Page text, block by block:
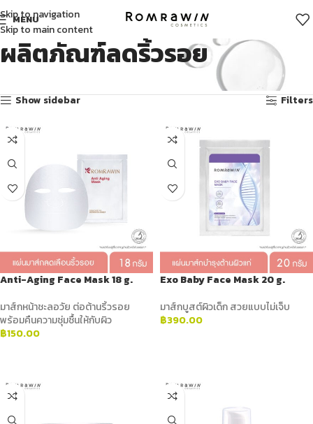
Skip to navigation
Skip to main content
MENU
ผลิตภัณฑ์ลดริ้วรอย
Show sidebar
Filters
Anti-Aging Face Mask 18 g.
มาส์กหน้าชะลอวัย ต่อต้านริ้วรอย
พร้อมคืนความชุ่มชื้นให้กับผิว
฿150.00
Exo Baby Face Mask 20 g.
มาส์กบูสต์ผิวเด็ก สวยแบบไม่เจ็บ
฿390.00